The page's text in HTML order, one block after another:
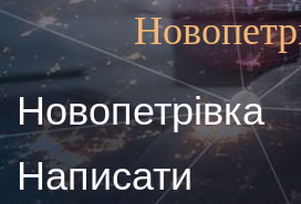
Новопетрівка
Написати